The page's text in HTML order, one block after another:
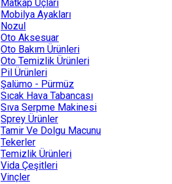
Matkap Uçları
Mobilya Ayakları
Nozul
Oto Aksesuar
Oto Bakım Ürünleri
Oto Temizlik Ürünleri
Pil Ürünleri
Şalümo - Pürmüz
Sıcak Hava Tabancası
Sıva Serpme Makinesi
Sprey Ürünler
Tamir Ve Dolgu Macunu
Tekerler
Temizlik Ürünleri
Vida Çeşitleri
Vinçler